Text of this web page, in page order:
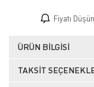
Fiyatı
ÜRÜN BILGISI
TAKSIT